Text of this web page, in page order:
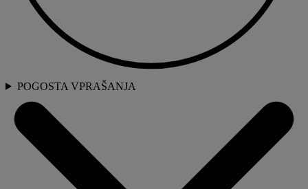
POGOSTA VPRAŠANJA